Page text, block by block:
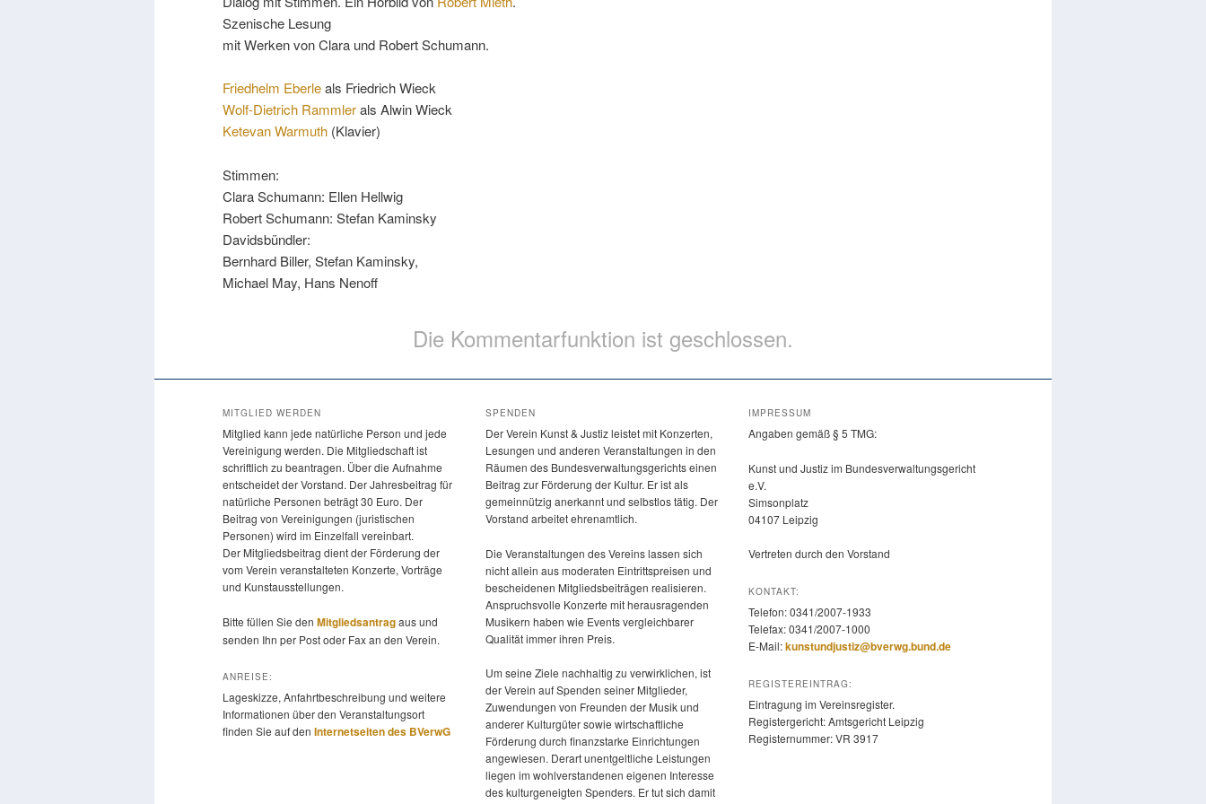
Szenische Lesung
mit Werken von Clara und Robert Schumann.
Friedhelm Eberleals Friedrich Wieck
Wolf-Dietrich Rammlerals Alwin Wieck
Ketevan Warmuth (Klavier)
Stimmen:
Clara Schumann: Ellen Hellwig
Robert Schumann: Stefan Kaminsky
Davidsbündler:
Bernhard Biller, Stefan Kaminsky,
Michael May, Hans Nenoff
Die Kommentarfunktion ist geschlossen.
MITGLIED WERDEN
Mitglied kann jede natürliche Person und jede
Vereinigung werden. Die Mitgliedschaft ist
schriftlich zu beantragen. Über die Aufnahme
entscheidet der Vorstand. Der Jahresbeitrag für
natürliche Personen beträgt 30 Euro. Der
Beitrag von Vereinigungen (juristischen
Personen) wird im Einzelfall vereinbart.
Der Mitgliedsbeitrag dient der Förderung der
vom Verein veranstalteten Konzerte, Vorträge
und Kunstausstellungen.
Bitte füllen Sie den Mitgliedsantragaus und
senden Ihn per Post oder Fax an den Verein.
ANREISE:
Lageskizze, Anfahrtbeschreibung und weitere
Informationen über den Veranstaltungsort
finden Sie auf den Internetseiten des BVerwG
SPENDEN
Der Verein Kunst & Justiz leistet mit Konzerten,
Lesungen und anderen Veranstaltungen in den
Räumen des Bundesverwaltungsgerichts einen
Beitrag zur Förderung der Kultur. Er ist als
gemeinnützig anerkannt und selbstlos tätig. Der
Vorstand arbeitet ehrenamtlich.
Die Veranstaltungen des Vereins lassen sich
nicht allein aus moderaten Eintrittspreisen und
bescheidenen Mitgliedsbeiträgen realisieren.
Anspruchsvolle Konzerte mit herausragenden
Musikern haben wie Events vergleichbarer
Qualität immer ihren Preis.
Um seine Ziele nachhaltig zu verwirklichen, ist
der Verein auf Spenden seiner Mitglieder,
Zuwendungen von Freunden der Musik und
anderer Kulturgüter sowie wirtschaftliche
Förderung durch finanzstarke Einrichtungen
angewiesen. Derart unentgeltliche Leistungen
liegen im wohlverstandenen eigenen Interesse
des kulturgeneigten Spenders. Er tut sich damit
IMPRESSUM
Angaben gemäß § 5 TMG:
Kunst und Justiz im Bundesverwaltungsgericht
e.V.
Simsonplatz
04107 Leipzig
Vertreten durch den Vorstand
KONTAKT:
Telefon: 0341/2007-1933
Telefax: 0341/2007-1000
E-Mail:kunstundjustiz@bverwg.bund.de
REGISTEREINTRAG:
Eintragung im Vereinsregister.
Registergericht: Amtsgericht Leipzig
Registernummer: VR 3917